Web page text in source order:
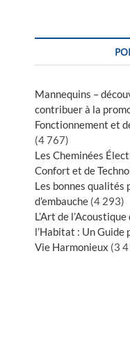
Mannequins –
contribuer à la
Fonctionnement et
(4 767)
Les Cheminées
Confort et de
Les bonnes qualités
d’embauche (4 293)
L’Art de
l’Habitat : Un Guide
Vie Harmonieux (3